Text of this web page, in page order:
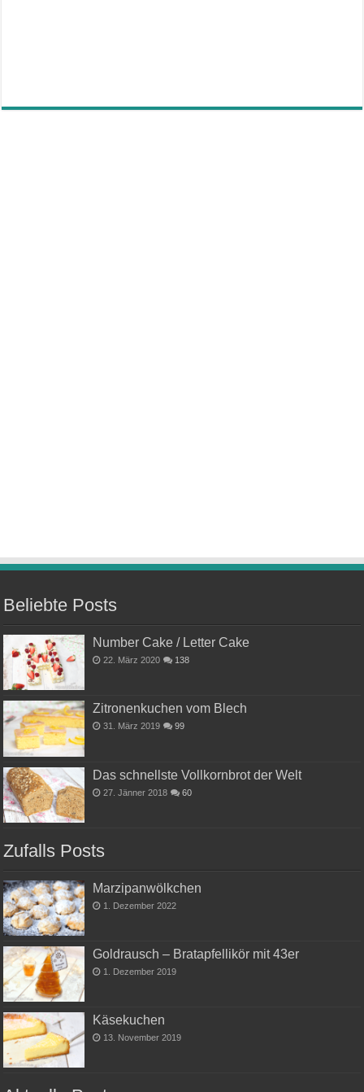
Beliebte Posts
Number Cake / Letter Cake
22. März 2020 138
Zitronenkuchen vom Blech
31. März 2019 99
Das schnellste Vollkornbrot der Welt
27. Jänner 2018 60
Zufalls Posts
Marzipanwölkchen
1. Dezember 2022
Goldrausch – Bratapfellikör mit 43er
1. Dezember 2019
Käsekuchen
13. November 2019